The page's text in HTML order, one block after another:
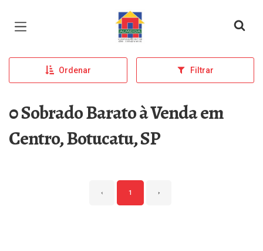
Página inicial
Ordenar Filtrar
0 Sobrado Barato à Venda em
Centro, Botucatu, SP
‹ 1 ›